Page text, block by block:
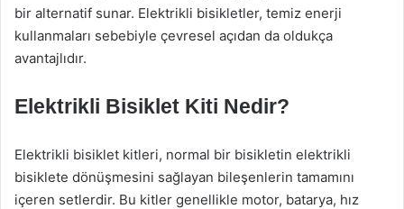
bir alternatif sunar. Elektrikli bisikletler, temiz enerji
kullanmaları sebebiyle çevresel açıdan da oldukça
avantajlıdır.
Elektrikli Bisiklet Kiti Nedir?
Elektrikli bisiklet kitleri, normal bir bisikletin elektrikli
bisiklete dönüşmesini sağlayan bileşenlerin tamamını
içeren setlerdir. Bu kitler genellikle motor, batarya, hız